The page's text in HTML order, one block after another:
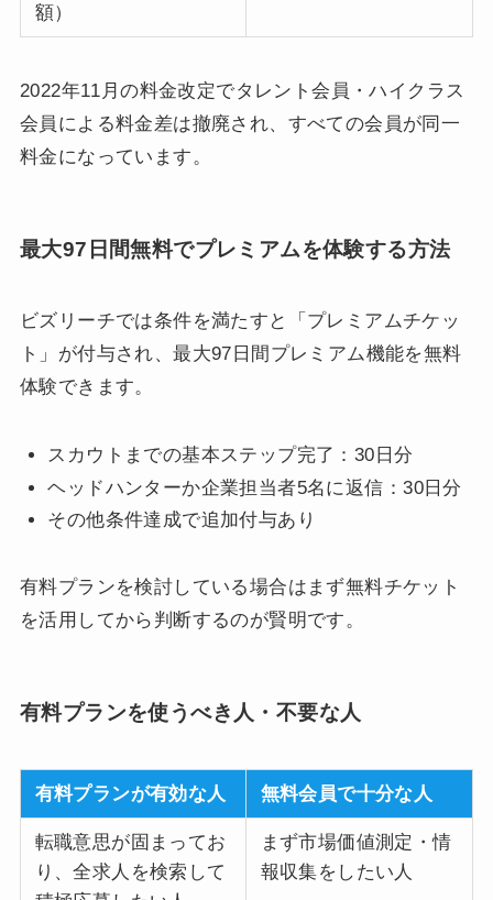
額）
2022年11月の料金改定でタレント会員・ハイクラス
会員による料金差は撤廃され、すべての会員が同一
料金になっています。
最大97日間無料でプレミアムを体験する方法
ビズリーチでは条件を満たすと「プレミアムチケッ
ト」が付与され、最大97日間プレミアム機能を無料
体験できます。
スカウトまでの基本ステップ完了：30日分
ヘッドハンターか企業担当者5名に返信：30日分
その他条件達成で追加付与あり
有料プランを検討している場合はまず無料チケット
を活用してから判断するのが賢明です。
有料プランを使うべき人・不要な人
有料プランが有効な人 無料会員で十分な人
転職意思が固まってお
り、全求人を検索して
まず市場価値測定・情
報収集をしたい人